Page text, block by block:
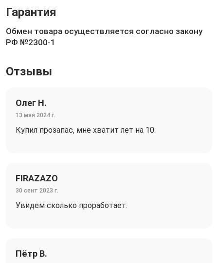
Гарантия
Обмен товара осуществляется согласно закону
РФ №2300-1
Отзывы
Олег Н.
13 мая 2024 г.
Купил прозапас, мне хватит лет на 10.
FIRAZAZO
30 сент 2023 г.
Увидем сколько проработает.
Пётр В.